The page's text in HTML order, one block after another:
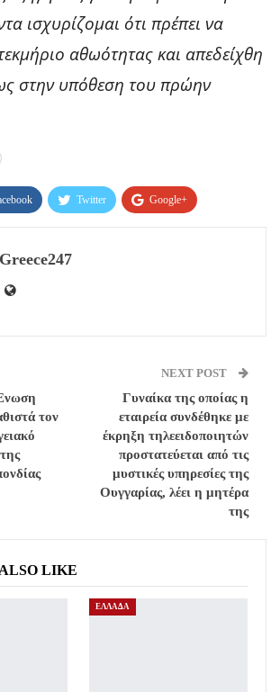
ισχυρίζομαι ότι πρέπει να
αθωότητας και απεδείχθη
στην υπόθεση του πρώην
Twitter Google+
Greece247
τον
NEXT POST
Γυναίκα της οποίας η
εταιρεία συνδέθηκε με
έκρηξη τηλεειδοποιητών
προστατεύεται από τις
μυστικές υπηρεσίες της
Ουγγαρίας, λέει η μητέρα
της
LIKE
ΕΛΛΑΔΑ